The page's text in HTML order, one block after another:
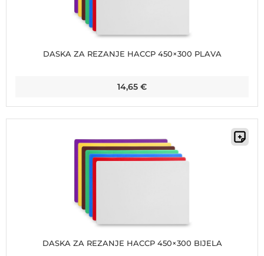
DASKA ZA REZANJE HACCP 450×300 PLAVA
14,65 €
DASKA ZA REZANJE HACCP 450×300 BIJELA